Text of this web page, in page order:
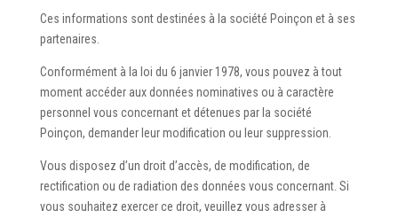
Ces informations sont destinées à la société Poinçon et à ses
partenaires.
Conformément à la loi du 6 janvier 1978, vous pouvez à tout
moment accéder aux données nominatives ou à caractère
personnel vous concernant et détenues par la société
Poinçon, demander leur modification ou leur suppression.
Vous disposez d’un droit d’accès, de modification, de
rectification ou de radiation des données vous concernant. Si
vous souhaitez exercer ce droit, veuillez vous adresser à